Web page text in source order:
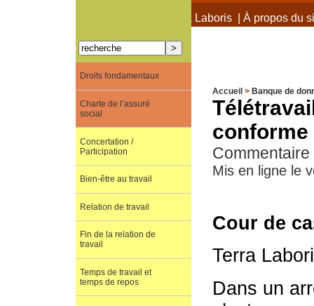
À propos de Terra Laboris| À propos du
Accueil > Banque de
Mis en ligne le
Cour de
Terra
Dans un
Droits fondamentaux
Charte de l’assuré
social
Concertation /
Participation
Bien-être au travail
Relation de travail
Fin de la relation de
travail
Temps de travail et
temps de repos